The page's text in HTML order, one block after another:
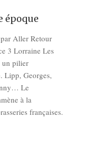
époque
Aller Retour
3 Lorraine Les
un pilier
Lipp, Georges,
Le
à la
françaises.